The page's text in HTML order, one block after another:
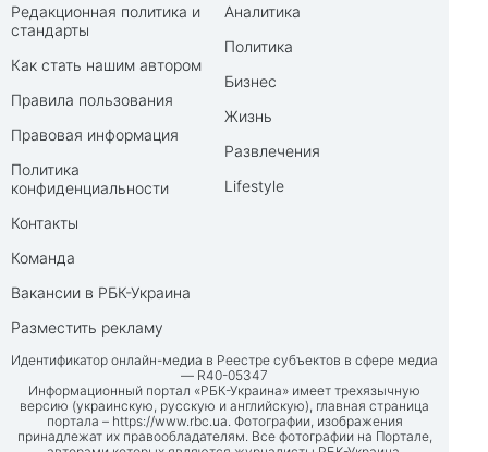
Редакционная политика и
стандарты
Как стать нашим автором
Правила пользования
Правовая информация
Политика
конфиденциальности
Контакты
Команда
Вакансии в РБК-Украина
Разместить рекламу
Аналитика
Политика
Бизнес
Жизнь
Развлечения
Lifestyle
Идентификатор онлайн-медиа в Реестре субъектов в сфере медиа
— R40-05347
Информационный портал «РБК-Украина» имеет трехязычную
версию (украинскую, русскую и английскую), главная страница
портала – https://www.rbc.ua . Фотографии, изображения
принадлежат их правообладателям. Все фотографии на Портале,